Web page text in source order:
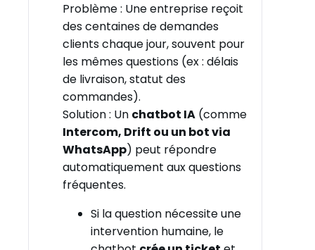
Problème : Une entreprise reçoit
des centaines de demandes
clients chaque jour, souvent pour
les mêmes questions (ex : délais
de livraison, statut des
commandes).
Solution : Un chatbot IA (comme
Intercom, Drift ou un bot via
WhatsApp) peut répondre
automatiquement aux questions
fréquentes.
Si la question nécessite une
intervention humaine, le